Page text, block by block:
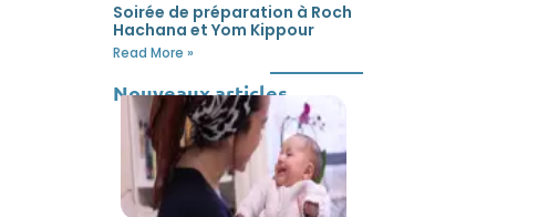
Soirée de préparation à Roch
Hachana et Yom Kippour
Read More »
Nouveaux articles